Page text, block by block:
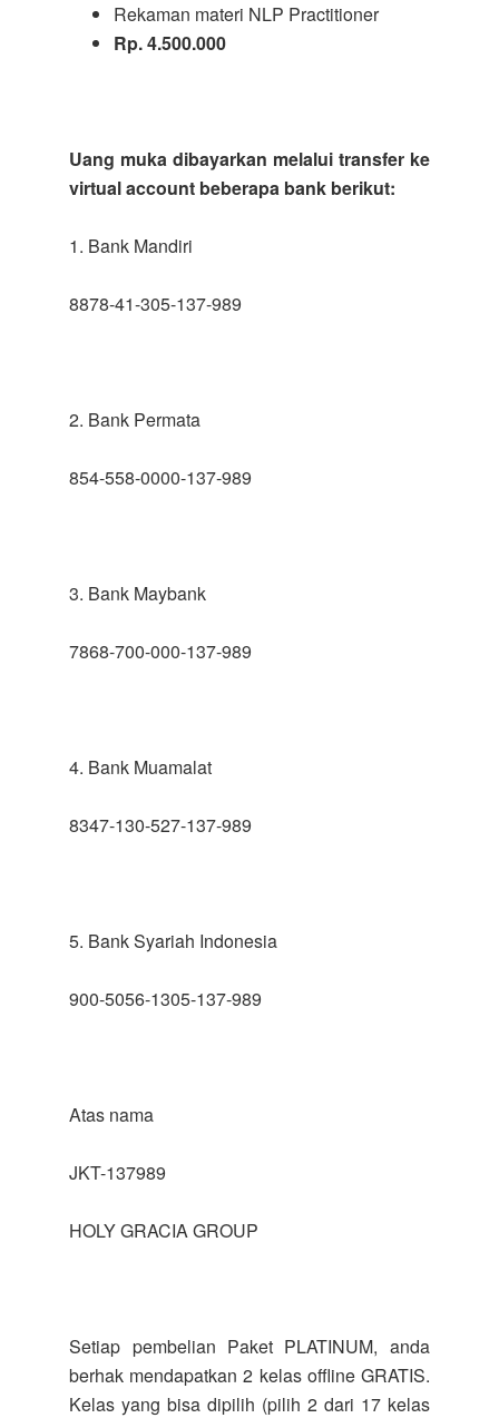
Rekaman materi NLP Practitioner
Rp. 4.500.000
Uang muka dibayarkan melalui transfer ke
virtual account beberapa bank berikut:
1. Bank Mandiri
8878-41-305-137-989
2. Bank Permata
854-558-0000-137-989
3. Bank Maybank
7868-700-000-137-989
4. Bank Muamalat
8347-130-527-137-989
5. Bank Syariah Indonesia
900-5056-1305-137-989
Atas nama
JKT-137989
HOLY GRACIA GROUP
Setiap pembelian Paket PLATINUM, anda
berhak mendapatkan 2 kelas offline GRATIS.
Kelas yang bisa dipilih (pilih 2 dari 17 kelas